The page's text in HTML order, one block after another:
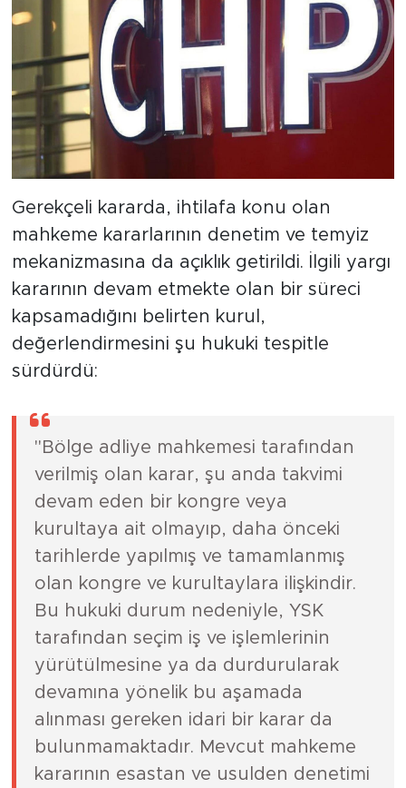
Gerekçeli kararda, ihtilafa konu olan
mahkeme kararlarının denetim ve temyiz
mekanizmasına da açıklık getirildi. İlgili yargı
kararının devam etmekte olan bir süreci
kapsamadığını belirten kurul,
değerlendirmesini şu hukuki tespitle
sürdürdü:
"Bölge adliye mahkemesi tarafından
verilmiş olan karar, şu anda takvimi
devam eden bir kongre veya
kurultaya ait olmayıp, daha önceki
tarihlerde yapılmış ve tamamlanmış
Bu hukuki durum nedeniyle, YSK
tarafından seçim iş ve işlemlerinin
yürütülmesine ya da durdurularak
devamına yönelik bu aşamada
alınması gereken idari bir karar da
bulunmamaktadır. Mevcut mahkeme
kararının esastan ve usulden denetimi
Yargıtay incelemesiyle
gerçekleştirilmelidir."
Kaynak:Haber Merkezi